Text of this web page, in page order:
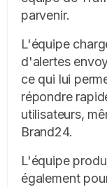
parvenir.
L'équipe
d'alertes
ce qui lui
répondre
utilisateurs,
Brand24.
L'équipe
également